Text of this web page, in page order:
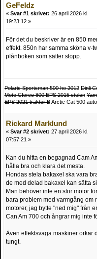
GeFeldz
« Svar #1 skrivet: 26 april 2026 kl.
19:23:12 »
För det du beskriver är en 850
effekt. 850n har samma sköna v-
plånboken som sätter stopp.
Polaris Sportsman 500 ho 2012 Dinli
Moto Cforce 800 EPS 2015 stulen
EPS 2021 traktor BArctic Cat 500
Rickard Marklund
« Svar #2 skrivet: 27 april 2026 kl.
07:57:21 »
Kan du hitta en begagnad Cam
hålla bra och klara det mesta.
Hondas stela bakaxel ska vara
de med delad bakaxel kan sätta
Man behöver inte en stor motor
bara problem med varmgång om
motorer, jag bytte "ned mig" från
Can Am 700 och ångrar mig inte
Även effektsvaga maskiner orkar
tungt.